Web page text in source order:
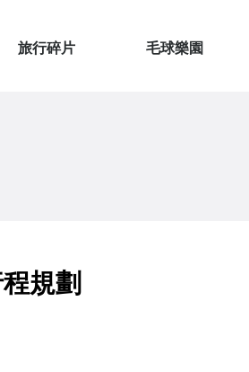
旅行碎片 毛球樂園
規劃